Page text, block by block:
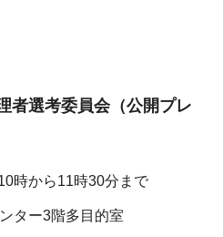
者選考委員会（公開プレ
時から11時30分まで
ター3階多目的室